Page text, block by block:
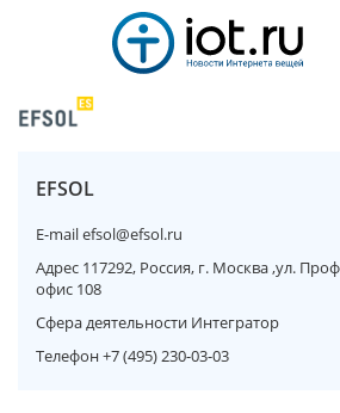
EFSOL
E-mailefsol@efsol.ru
Адрес 117292, Россия, г. Москва ,ул.
офис 108
Сфера деятельности Интегратор
Телефон+7 (495) 230-03-03